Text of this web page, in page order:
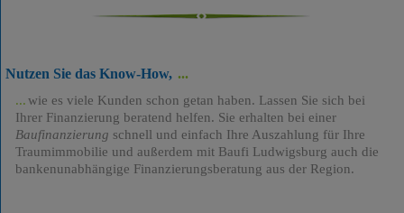
Nutzen Sie das Know-How,
wie es viele Kunden schon getan haben. Lassen Sie sich bei
Ihrer Finanzierung beratend helfen. Sie erhalten bei einer
Baufinanzierung schnell und einfach Ihre Auszahlung für Ihre
Traumimmobilie und außerdem mit Baufi Ludwigsburg auch die
bankenunabhängige Finanzierungsberatung aus der Region.